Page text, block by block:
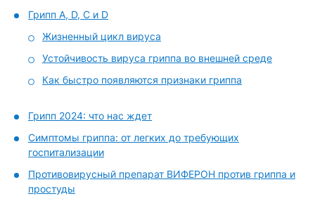
Грипп А, D, C и D
Жизненный цикл вируса
Устойчивость вируса гриппа во внешней среде
Как быстро появляются признаки гриппа
Грипп 2024: что нас ждет
Симптомы гриппа: от легких до требующих
госпитализации
Противовирусный препарат ВИФЕРОН против гриппа и
простуды